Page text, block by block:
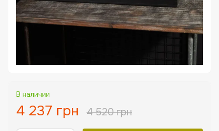
В наличии
4 237 грн 4 520 грн